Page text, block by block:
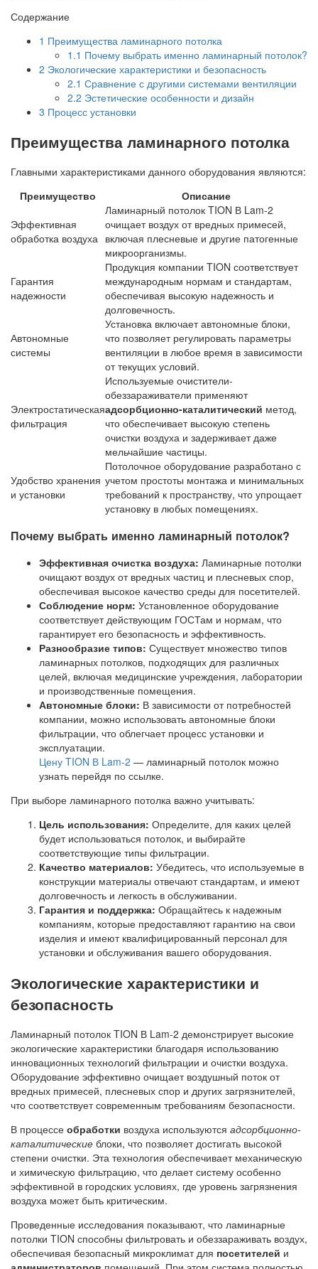
Содержание
1 Преимущества ламинарного потолка
1.1 Почему выбрать именно ламинарный потолок?
2 Экологические характеристики и безопасность
2.1 Сравнение с другими системами вентиляции
2.2 Эстетические особенности и дизайн
3 Процесс установки
Преимущества ламинарного потолка
Главными характеристиками данного оборудования являются:
Преимущество
Описание
Эффективная
обработка воздуха
Ламинарный потолок TION В Lam-2
очищает воздух от вредных примесей,
включая плесневые и другие патогенные
микроорганизмы.
Гарантия
надежности
Продукция компании TION соответствует
международным нормам и стандартам,
обеспечивая высокую надежность и
долговечность.
Автономные
системы
Установка включает автономные блоки,
что позволяет регулировать параметры
вентиляции в любое время в зависимости
от текущих условий.
Электростатическая
фильтрация
Используемые очистители-
обеззараживатели применяют
адсорбционно-каталитический метод,
что обеспечивает высокую степень
очистки воздуха и задерживает даже
мельчайшие частицы.
Удобство хранения
и установки
Потолочное оборудование разработано с
учетом простоты монтажа и минимальных
требований к пространству, что упрощает
установку в любых помещениях.
Почему выбрать именно ламинарный потолок?
Эффективная очистка воздуха: Ламинарные потолки
очищают воздух от вредных частиц и плесневых спор,
обеспечивая высокое качество среды для посетителей.
Соблюдение норм: Установленное оборудование
соответствует действующим ГОСТам и нормам, что
гарантирует его безопасность и эффективность.
Разнообразие типов: Существует множество типов
ламинарных потолков, подходящих для различных
целей, включая медицинские учреждения, лаборатории
и производственные помещения.
Автономные блоки: В зависимости от потребностей
компании, можно использовать автономные блоки
фильтрации, что облегчает процесс установки и
эксплуатации.
Цену TION В Lam-2 — ламинарный потолок можно
узнать перейдя по ссылке.
При выборе ламинарного потолка важно учитывать:
Цель использования: Определите, для каких целей
будет использоваться потолок, и выбирайте
соответствующие типы фильтрации.
Качество материалов: Убедитесь, что используемые в
конструкции материалы отвечают стандартам, и имеют
долговечность и легкость в обслуживании.
Гарантия и поддержка: Обращайтесь к надежным
компаниям, которые предоставляют гарантию на свои
изделия и имеют квалифицированный персонал для
установки и обслуживания вашего оборудования.
Экологические характеристики и
безопасность
Ламинарный потолок TION В Lam-2 демонстрирует высокие
экологические характеристики благодаря использованию
инновационных технологий фильтрации и очистки воздуха.
Оборудование эффективно очищает воздушный поток от
вредных примесей, плесневых спор и других загрязнителей,
что соответствует современным требованиям безопасности.
В процессе обработки воздуха используются адсорбционно-
каталитические блоки, что позволяет достигать высокой
степени очистки. Эта технология обеспечивает механическую
и химическую фильтрацию, что делает систему особенно
эффективной в городских условиях, где уровень загрязнения
воздуха может быть критическим.
Проведенные исследования показывают, что ламинарные
потолки TION способны фильтровать и обеззараживать воздух,
обеспечивая безопасный микроклимат для посетителей и